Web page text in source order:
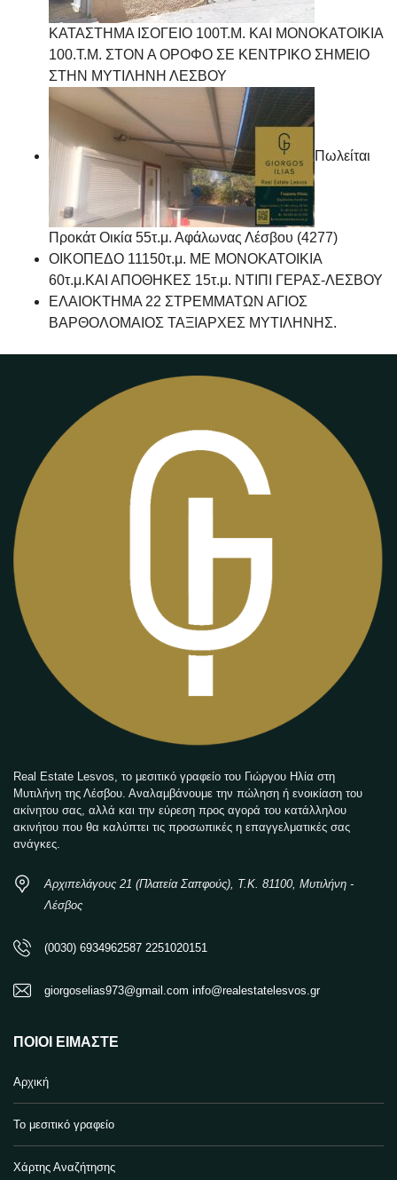
ΚΑΤΑΣΤΗΜΑ ΙΣΟΓΕΙΟ 100Τ.Μ. ΚΑΙ ΜΟΝΟΚΑΤΟΙΚΙΑ
100.Τ.Μ. ΣΤΟΝ Α ΟΡΟΦΟ ΣΕ ΚΕΝΤΡΙΚΟ ΣΗΜΕΙΟ
ΣΤΗΝ ΜΥΤΙΛΗΝΗ ΛΕΣΒΟΥ
Πωλείται
Προκάτ Οικία 55τ.μ. Αφάλωνας Λέσβου (4277)
ΟΙΚΟΠΕΔΟ 11150τ.μ. ΜΕ ΜΟΝΟΚΑΤΟΙΚΙΑ
60τ.μ.ΚΑΙ ΑΠΟΘΗΚΕΣ 15τ.μ. ΝΤΙΠΙ ΓΕΡΑΣ-ΛΕΣΒΟΥ
ΕΛΑΙΟΚΤΗΜΑ 22 ΣΤΡΕΜΜΑΤΩΝ ΑΓΙΟΣ
ΒΑΡΘΟΛΟΜΑΙΟΣ ΤΑΞΙΑΡΧΕΣ ΜΥΤΙΛΗΝΗΣ.
Real Estate Lesvos, το μεσιτικό γραφείο του Γιώργου Ηλία στη
Μυτιλήνη της Λέσβου. Αναλαμβάνουμε την πώληση ή ενοικίαση του
ακίνητου σας, αλλά και την εύρεση προς αγορά του κατάλληλου
ακινήτου που θα καλύπτει τις προσωπικές η επαγγελματικές σας
ανάγκες.
Αρχιπελάγους 21 (Πλατεία Σαπφούς), Τ.Κ. 81100, Μυτιλήνη -
Λέσβος
(0030) 6934962587 2251020151
giorgoselias973@gmail.com info@realestatelesvos.gr
ΠΟΙΟΙ ΕΊΜΑΣΤΕ
Αρχική
Το μεσιτικό γραφείο
Χάρτης Αναζήτησης